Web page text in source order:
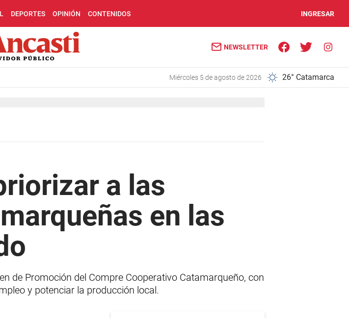
DEPORTES OPINIÓN CONTENIDOS INGRESAR
NEWSLETTER
miércoles 5 de agosto de 2026 26° Catamarca
a las
en las
de Promoción del Compre Cooperativo Catamarqueño, con
y potenciar la producción local.